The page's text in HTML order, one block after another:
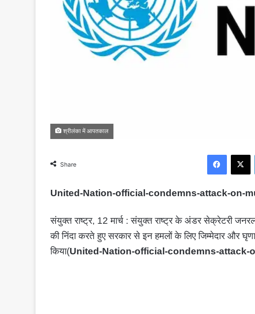
श्रीलंका में आपतकाल
Share
Facebook X
United-Nation-official-condemns-attack-on-
संयुक्त राष्ट्र, 12 मार्च : संयुक्त राष्ट्र के अंडर सेक्रेटरी
की निंदा करते हुए सरकार से इन हमलों के लिए जिम्मेदार और
किया(United-Nation-official-condemns-attack-